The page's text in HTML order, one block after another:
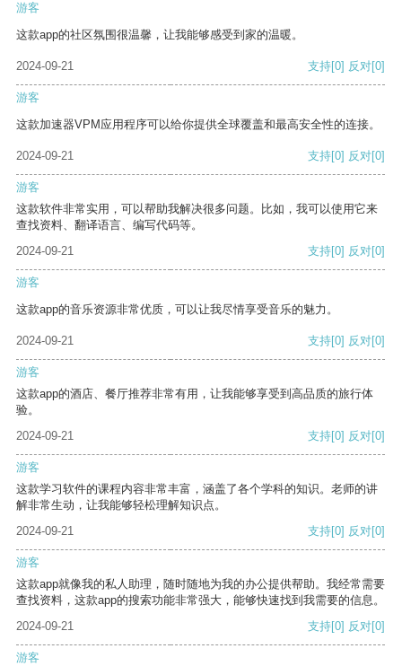
游客
这款app的社区氛围很温馨，让我能够感受到家的温暖。
2024-09-21 支持[0] 反对[0]
游客
这款加速器VPM应用程序可以给你提供全球覆盖和最高安全性的连接。
2024-09-21 支持[0] 反对[0]
游客
这款软件非常实用，可以帮助我解决很多问题。比如，我可以使用它来
查找资料、翻译语言、编写代码等。
2024-09-21
支持[0] 反对[0]
游客
这款app的音乐资源非常优质，可以让我尽情享受音乐的魅力。
2024-09-21 支持[0] 反对[0]
游客
这款app的酒店、餐厅推荐非常有用，让我能够享受到高品质的旅行体
验。
2024-09-21
支持[0] 反对[0]
游客
这款学习软件的课程内容非常丰富，涵盖了各个学科的知识。老师的讲
解非常生动，让我能够轻松理解知识点。
2024-09-21
支持[0] 反对[0]
游客
这款app就像我的私人助理，随时随地为我的办公提供帮助。我经常需要
查找资料，这款app的搜索功能非常强大，能够快速找到我需要的信息。
2024-09-21
支持[0] 反对[0]
游客